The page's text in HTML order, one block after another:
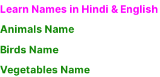
Learn Names in Hindi & English
Animals Name
Birds Name
Vegetables Name